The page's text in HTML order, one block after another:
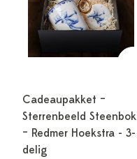
Cadeaupakket –
Sterrenbeeld Steenbok
– Redmer Hoekstra - 3-
delig